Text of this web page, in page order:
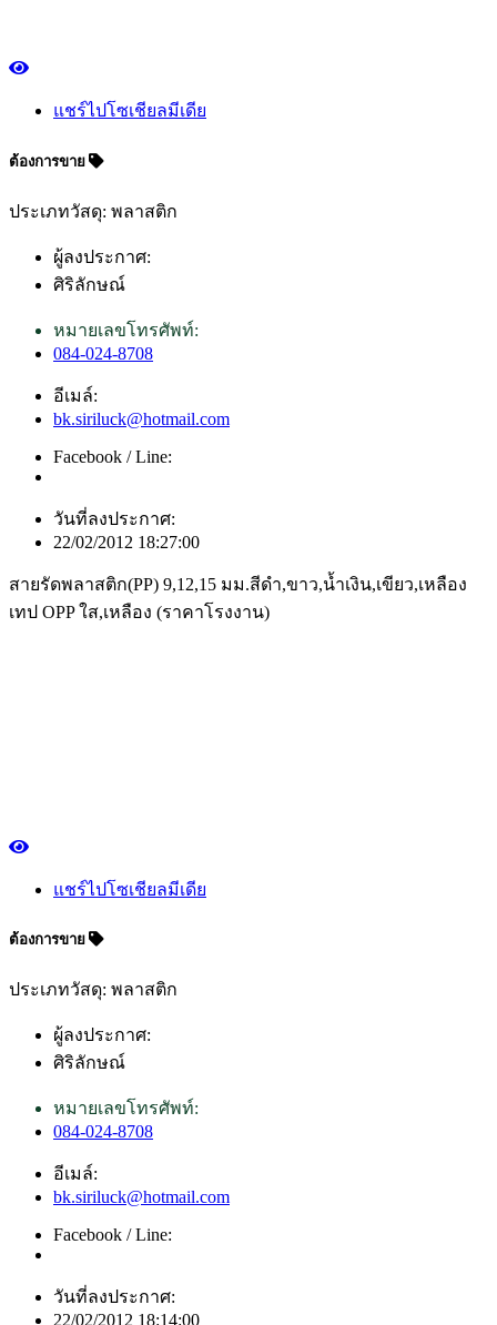
แชร์ไปโซเชียลมีเดีย
ต้องการขาย
ประเภทวัสดุ: พลาสติก
ผู้ลงประกาศ:
ศิริลักษณ์
หมายเลขโทรศัพท์:
084-024-8708
อีเมล์:
bk.siriluck@hotmail.com
Facebook / Line:
วันที่ลงประกาศ:
22/02/2012 18:27:00
สายรัดพลาสติก(PP) 9,12,15 มม.สีดำ,ขาว,น้ำเงิน,เขียว,เหลือง
เทป OPP ใส,เหลือง (ราคาโรงงาน)
แชร์ไปโซเชียลมีเดีย
ต้องการขาย
ประเภทวัสดุ: พลาสติก
ผู้ลงประกาศ:
ศิริลักษณ์
หมายเลขโทรศัพท์:
084-024-8708
อีเมล์:
bk.siriluck@hotmail.com
Facebook / Line:
วันที่ลงประกาศ:
22/02/2012 18:14:00